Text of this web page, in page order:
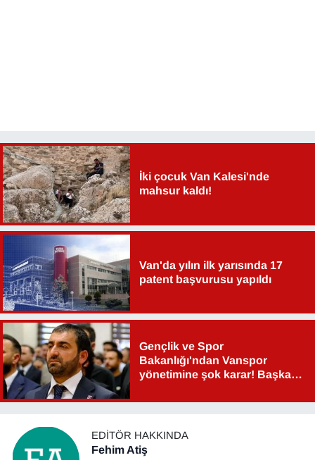
İki çocuk Van Kalesi'nde
mahsur kaldı!
Van'da yılın ilk yarısında 17
patent başvurusu yapıldı
Gençlik ve Spor
Bakanlığı'ndan Vanspor
yönetimine şok karar! Başkan
EDITÖR HAKKINDA
Fehim Atiş